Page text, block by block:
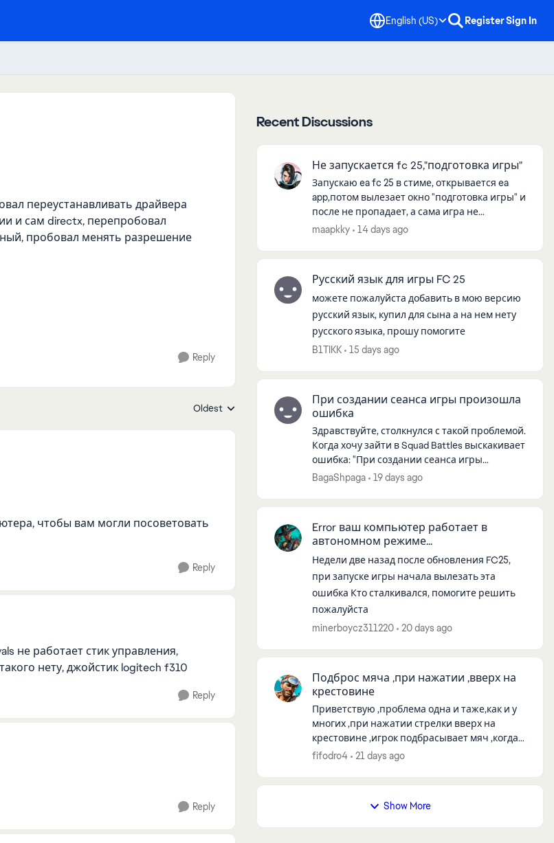
English (US) RegisterSign In
переустанавливать драйвера
и сам directx, перепробовал
пробовал менять разрешение
Reply
Replies sorted by
Oldest
чтобы вам могли посоветовать
Reply
не работает стик управления,
нету, джойстик logitech f310
Reply
Reply
Recent Discussions
Не запускается fc 25,"подготовка игры"
Запускаю ea fc 25 в стиме, открывается ea
app,потом вылезает окно "подготовка игры" и
после не пропадает, а сама игра не
запускается, подскажите пожалуйста, что
maapkky 14 days ago
Русский язык для игры FC 25
можете пожалуйста добавить в мою версию
русский язык, купил для сына а на нем нету
русского языка, прошу помогите
B1TIKK
15 days ago
При создании сеанса игры произошла
ошибка
Здравствуйте, столкнулся с такой проблемой.
Когда хочу зайти в Squad Battles выскакивает
ошибка: "При создании сеанса игры
произошла ошибка. Попробуйте повторить
BagaShpaga 19 days ago
Error ваш компьютер работает в
автономном режиме...
Недели две назад после обновления FC25,
при запуске игры начала вылезать эта
ошибка Кто сталкивался, помогите решить
пожалуйста
minerboycz311220
20 days ago
Подброс мяча ,при нажатии ,вверх на
крестовине
Приветствую ,проблема одна и таже,как и у
многих ,при нажатии стрелки вверх на
крестовине ,игрок подбрасывает мяч ,когда
исправят баг,платформа ps5,на стиках игра
fifodro4 21 days ago
Show More